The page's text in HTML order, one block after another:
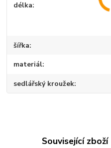
délka
šířka
materiál
sedlářský kroužek
Související zboží